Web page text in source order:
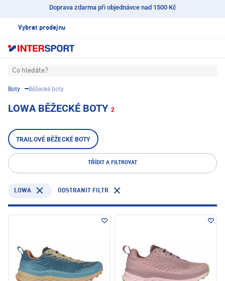
Doprava zdarma při objednávce nad 1500 Kč
Vybrat prodejnu
Co hledáte?
Boty Běžecké boty
LOWA BĚŽECKÉ BOTY 2
TRAILOVÉ BĚŽECKÉ BOTY
TŘÍDIT A FILTROVAT
LOWA ODSTRANIT FILTR